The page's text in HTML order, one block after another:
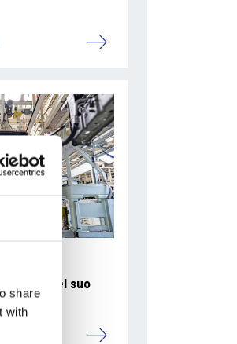
share
with
del suo